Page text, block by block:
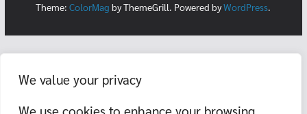
We value your privacy
We use cookies to enhance your browsing
Theme:ColorMag by ThemeGrill. Powered byWordPress.